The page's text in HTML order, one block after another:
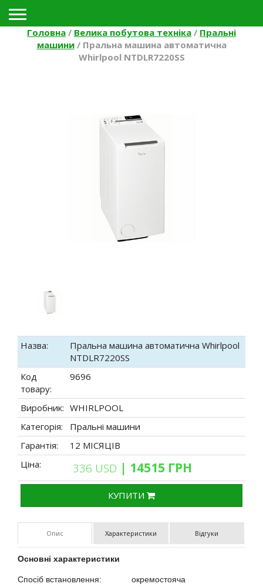
Головна / Велика побутова техніка / Пральні
машини / Пральна машина автоматична
Whirlpool NTDLR7220SS
Назва:
Пральна машина автоматична Whirlpool
NTDLR7220SS
Код
товару:
9696
Виробник: WHIRLPOOL
Категорія:
Пральні машини
Гарантія:
12 МІСЯЦІВ
Ціна:
336 USD | 14515 ГРН
КУПИТИ
Опис Характеристики Відгуки
Основні характеристики
Спосіб встановлення:
окремостояча